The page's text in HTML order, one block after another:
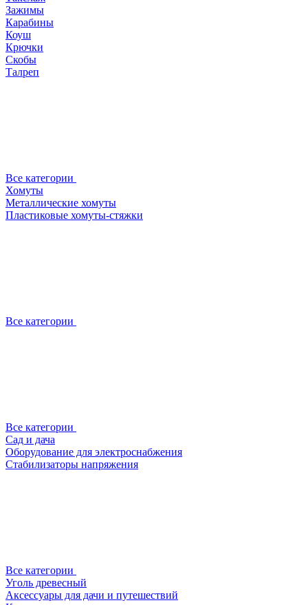
Зажимы
Карабины
Коуш
Крючки
Скобы
Талреп
Все категории
Хомуты
Металлические хомуты
Пластиковые хомуты-стяжки
Все категории
Все категории
Сад и дача
Оборудование для электроснабжения
Стабилизаторы напряжения
Все категории
Уголь древесный
Аксессуары для дачи и путешествий